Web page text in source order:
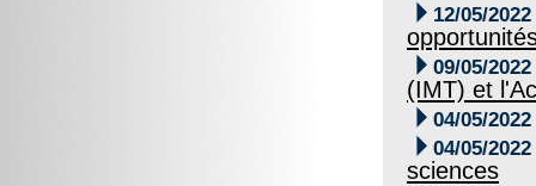
 12/05/2022
 09/05/2022
(IMT) et
 04/05/2022
 04/05/2022
sciences